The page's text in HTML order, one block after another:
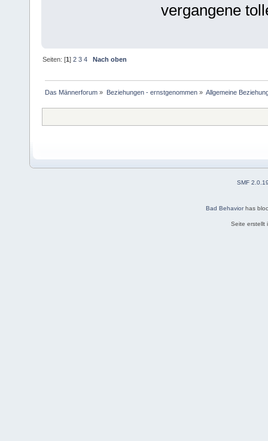
vergangene
Seiten: [1]2 3 4 Nach oben
Das Männerforum » Beziehungen - ernstgenommen» Allgemeine
SMF
Bad Behaviorhas
Seite erstellt